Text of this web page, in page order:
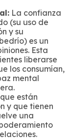
La confianza
(su uso de
y su
es un
Esta
liberarse
los consumían,
mental
están
y que tienen
una